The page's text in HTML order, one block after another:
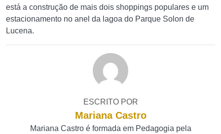
está a construção de mais dois shoppings populares e um
estacionamento no anel da lagoa do Parque Solon de
Lucena.
ESCRITO POR
Mariana Castro
Mariana Castro é formada em Pedagogia pela